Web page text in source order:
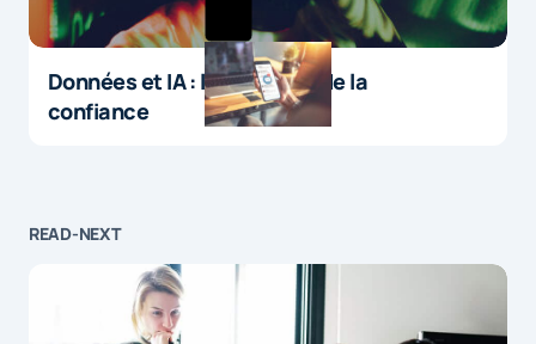
Données et IA : le paradoxe de la
confiance
READ-NEXT